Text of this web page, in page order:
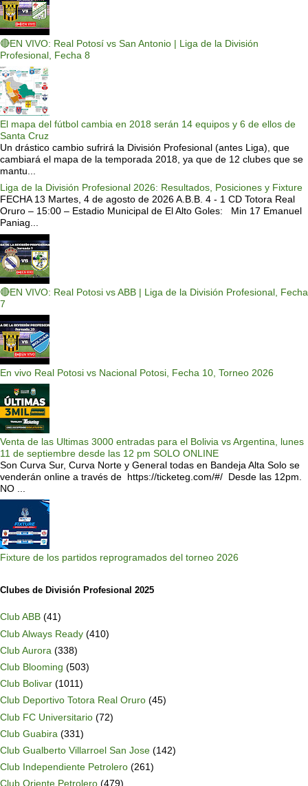
🔴EN VIVO: Real Potosí vs San Antonio | Liga de la División
Profesional, Fecha 8
El mapa del fútbol cambia en 2018 serán 14 equipos y 6 de ellos de
Santa Cruz
Un drástico cambio sufrirá la División Profesional (antes Liga), que
cambiará el mapa de la temporada 2018, ya que de 12 clubes que se
mantu...
Liga de la División Profesional 2026: Resultados, Posiciones y Fixture
FECHA 13 Martes, 4 de agosto de 2026 A.B.B. 4 - 1 CD Totora Real
Oruro – 15:00 – Estadio Municipal de El Alto Goles: Min 17 Emanuel
Paniag...
🔴EN VIVO: Real Potosi vs ABB | Liga de la División Profesional, Fecha
7
En vivo Real Potosi vs Nacional Potosi, Fecha 10, Torneo 2026
Venta de las Ultimas 3000 entradas para el Bolivia vs Argentina, lunes
11 de septiembre desde las 12 pm SOLO ONLINE
Son Curva Sur, Curva Norte y General todas en Bandeja Alta Solo se
venderán online a través de https://ticketeg.com/#/ Desde las 12pm.
NO ...
Fixture de los partidos reprogramados del torneo 2026
Clubes de División Profesional 2025
Club ABB (41)
Club Always Ready (410)
Club Aurora (338)
Club Blooming (503)
Club Bolivar (1011)
Club Deportivo Totora Real Oruro (45)
Club FC Universitario (72)
Club Guabira (331)
Club Gualberto Villarroel San Jose (142)
Club Independiente Petrolero (261)
Club Oriente Petrolero (479)